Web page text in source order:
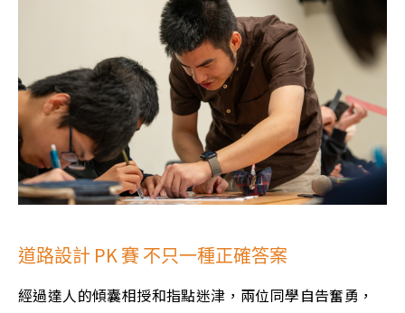
道路設計 PK 賽 不只一種正確答案
經過達人的傾囊相授和指點迷津，兩位同學自告奮勇，